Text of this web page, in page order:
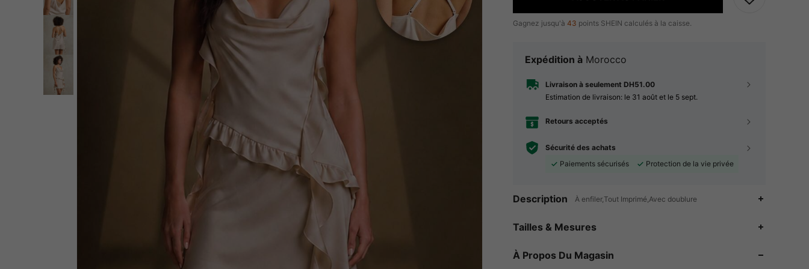
Gagnez jusqu'à 43 points SHEIN calculés à la caisse.
Expédition à Morocco
Livraison à seulement DH51.00
Estimation de livraison: le 31 août et le 5 sept.
Retours acceptés
Sécurité des achats
Paiements sécurisés
Protection de la vie privée
Description À enfiler,Tout Imprimé,Avec doublure
Tailles & Mesures
À Propos Du Magasin
4.68
4.68 708